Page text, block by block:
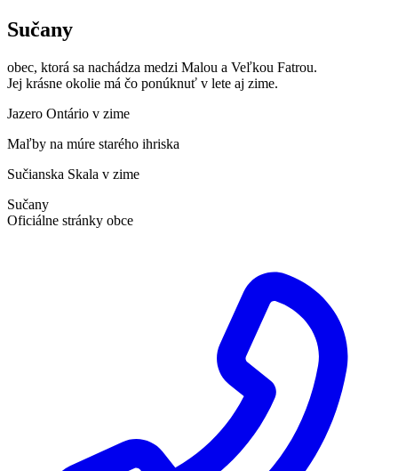
Sučany
obec, ktorá sa nachádza medzi Malou a Veľkou Fatrou.
Jej krásne okolie má čo ponúknuť v lete aj zime.
Jazero Ontário v zime
Maľby na múre starého ihriska
Sučianska Skala v zime
Sučany
Oficiálne stránky obce